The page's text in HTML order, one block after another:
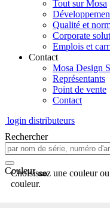
Tout sur Mosa
Qualité et
Corporate
Emplois et
Contact
Mosa Design
Représentants
Point de vente
Contact
login distributeurs
Rechercher
Couleur
Choisissez une couleur
couleur.